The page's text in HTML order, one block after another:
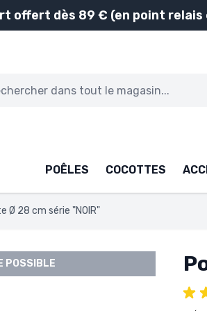
offert dès 89 € (en point
POÊLES COCOTTES
Ø 28 cm série "NOIR"
POSSIBLE